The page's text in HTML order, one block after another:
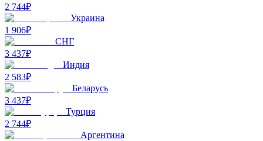
2 744₽
Украина
1 906₽
СНГ
3 437₽
Индия
2 583₽
Беларусь
3 437₽
Турция
2 744₽
Аргентина